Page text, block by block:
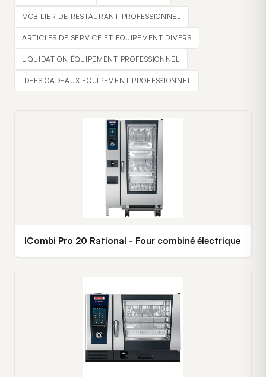
MOBILIER DE RESTAURANT PROFESSIONNEL
ARTICLES DE SERVICE ET ÉQUIPEMENT DIVERS
LIQUIDATION ÉQUIPEMENT PROFESSIONNEL
IDÉES CADEAUX ÉQUIPEMENT PROFESSIONNEL
ICombi Pro 20 Rational - Four combiné électrique